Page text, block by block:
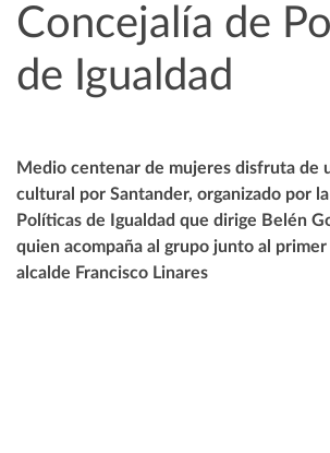
Concejalía de
de Igualdad
Medio centenar de mujeres disfruta de
cultural por Santander, organizado por
Políticas de Igualdad que dirige Belén
quien acompaña al grupo junto al
alcalde Francisco Linares